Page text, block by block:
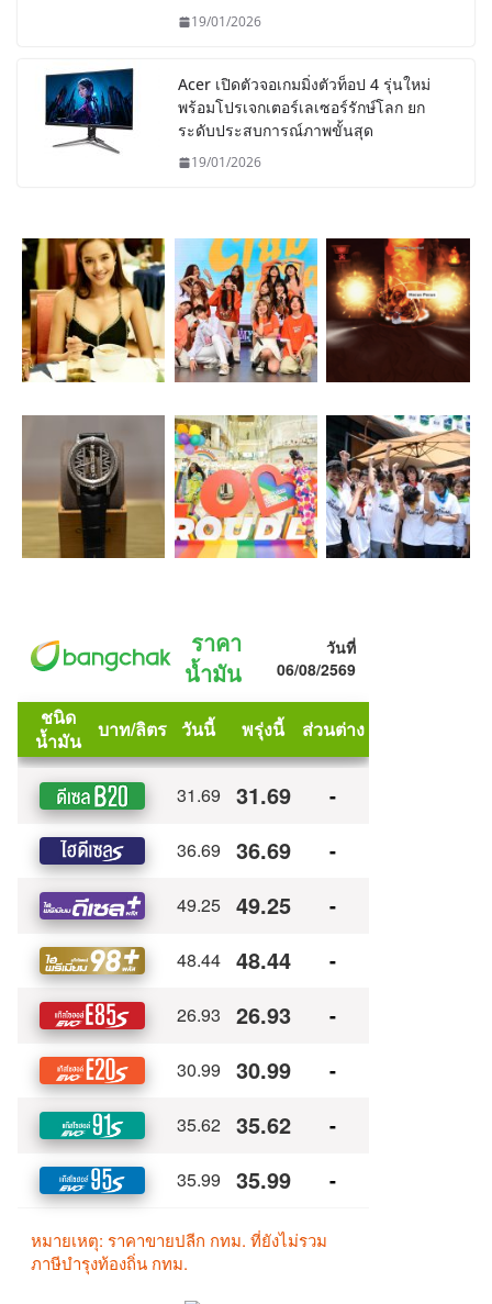
19/01/2026
Acer เปิดตัวจอเกมมิ่งตัวท็อป 4 รุ่นใหม่
พร้อมโปรเจกเตอร์เลเซอร์รักษ์โลก ยก
ระดับประสบการณ์ภาพขั้นสุด
19/01/2026